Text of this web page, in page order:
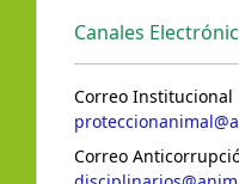
Canales
Correo Institucional
Correo